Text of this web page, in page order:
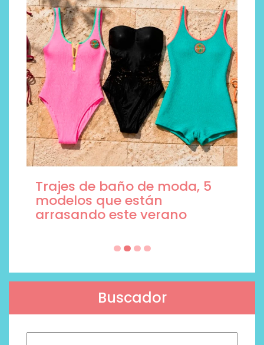
NAD+ y Berberina de
WeBotanix, la pareja de
suplementos del verano
Buscador